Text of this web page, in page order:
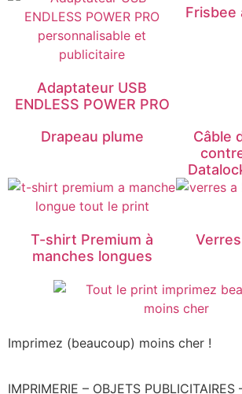
Adaptateur USB
ENDLESS POWER PRO
Frisbee
Drapeau plume
Câble
T-shirt Premium à
manches longues
Imprimez (beaucoup) moins cher !
IMPRIMERIE – OBJETS PUBLICITAIRES